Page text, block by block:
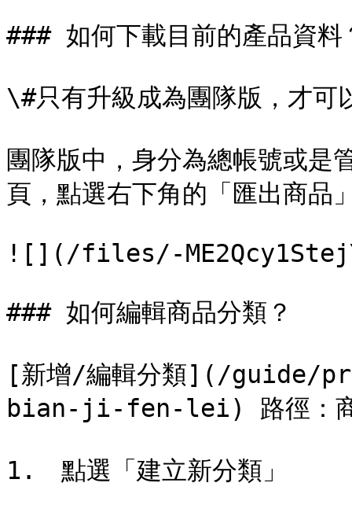
### 如何下載目前的產品資料
\#只有升級成為團隊版，才可
團隊版中，身分為總帳號或是
頁，點選右下角的「匯出商品
![](/files/-
### 如何編輯商品分類？
[新增/編輯分類](/guide/
bian-ji-fen-lei) 路徑：商
1.　點選「建立新分類」